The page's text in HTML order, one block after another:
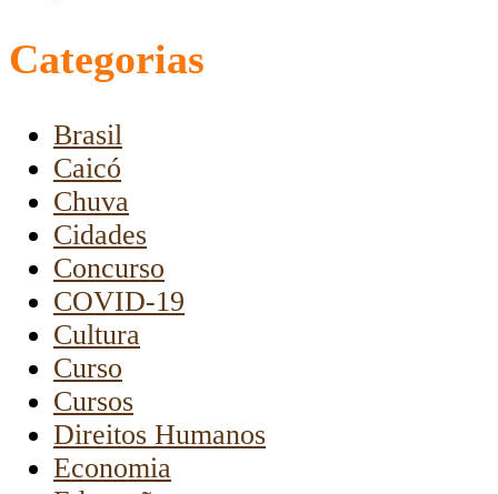
Categorias
Brasil
Caicó
Chuva
Cidades
Concurso
COVID-19
Cultura
Curso
Cursos
Direitos Humanos
Economia